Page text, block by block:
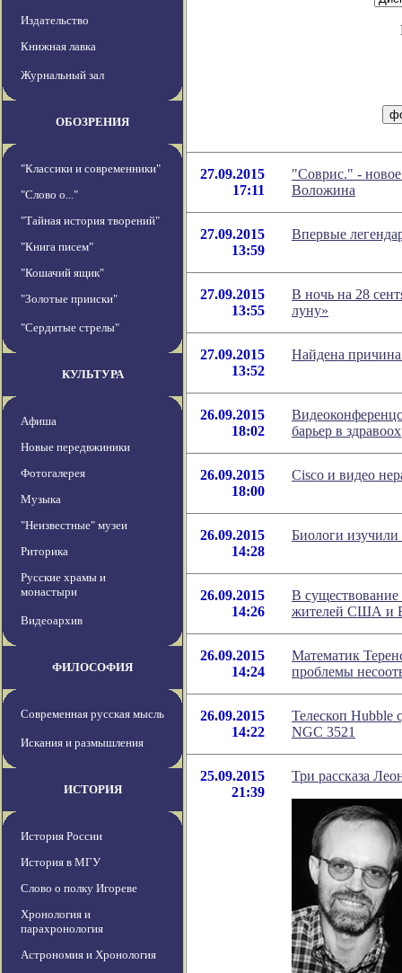
Издательство
Книжная лавка
Журнальный зал
ОБОЗРЕНИЯ
"Классики и современники"
"Слово о..."
"Тайная история творений"
"Книга писем"
"Кошачий ящик"
"Золотые прииски"
"Сердитые стрелы"
КУЛЬТУРА
Афиша
Новые передвжиники
Фотогалерея
Музыка
"Неизвестные" музеи
Риторика
Русские храмы и
монастыри
Видеоархив
ФИЛОСОФИЯ
Современная русская мысль
Искания и размышления
ИСТОРИЯ
История России
История в МГУ
Слово о полку Игореве
Хронология и
парахронология
Астрономия и Хронология
27.09.2015
17:11
"Соврис." -
Воложина
27.09.2015
13:59
Впервые
27.09.2015
13:55
В ночь на 28
луну»
27.09.2015
13:52
Найдена
26.09.2015
18:02
барьер в
26.09.2015
18:00
Cisco и видео
26.09.2015
14:28
Биологи
26.09.2015
14:26
В
жителей США и
26.09.2015
14:24
Математик
проблемы
26.09.2015
14:22
Телескоп Hubble
NGC 3521
25.09.2015
21:39
Три рассказа